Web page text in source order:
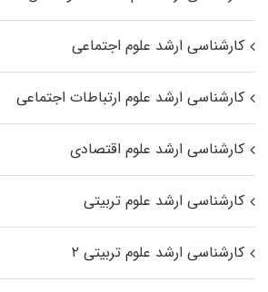
کارشناسی ارشد علوم اجتماعی
کارشناسی ارشد علوم ارتباطات اجتماعی
کارشناسی ارشد علوم اقتصادی
کارشناسی ارشد علوم تربیتی
کارشناسی ارشد علوم تربیتی ۲